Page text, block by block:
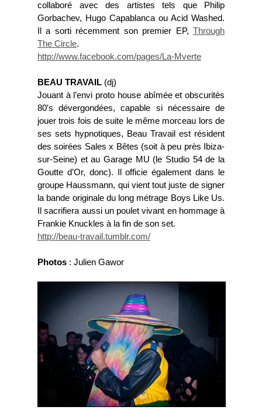
collaboré avec des artistes tels que Philip
Gorbachev, Hugo Capablanca ou Acid Washed.
Il a sorti récemment son premier EP, Through
The Circle.
http://www.facebook.com/pages/La-Mverte
BEAU TRAVAIL (dj)
Jouant à l’envi proto house abîmée et obscurités
80′s dévergondées, capable si nécessaire de
jouer trois fois de suite le même morceau lors de
ses sets hypnotiques, Beau Travail est résident
des soirées Sales x Bêtes (soit à peu près Ibiza-
sur-Seine) et au Garage MU (le Studio 54 de la
Goutte d’Or, donc). Il officie également dans le
groupe Haussmann, qui vient tout juste de signer
la bande originale du long métrage Boys Like Us.
Il sacrifiera aussi un poulet vivant en hommage à
Frankie Knuckles à la fin de son set.
http://beau-travail.tumblr.com/
Photos : Julien Gawor